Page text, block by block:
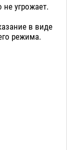
угрожает.
в виде
режима.